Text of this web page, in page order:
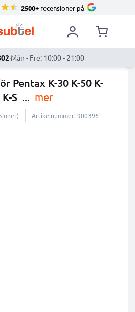
2500+ recensioner på
·Mån - Fre: 10:00 - 21:00
Pentax K-30 K-50 K-
S ... mer
Artikelnummer: 900396